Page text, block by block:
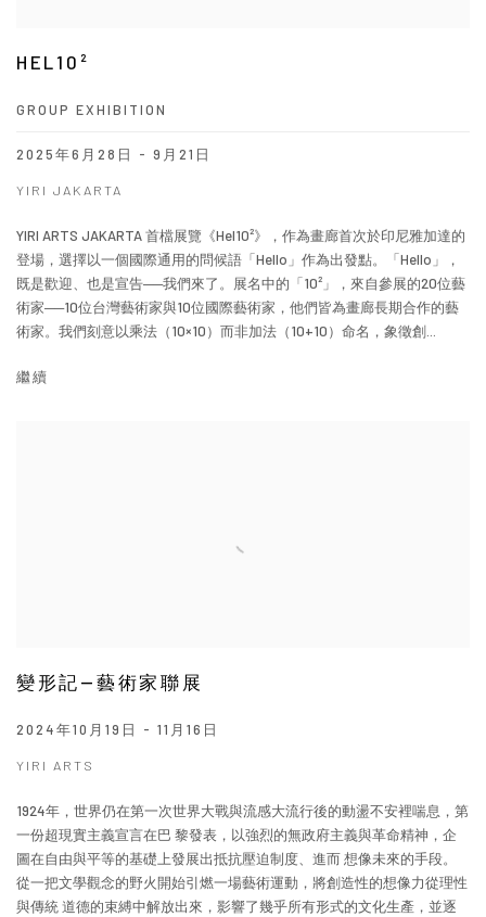
HEL10²
GROUP EXHIBITION
2025年6月28日 - 9月21日
YIRI JAKARTA
YIRI ARTS JAKARTA 首檔展覽《Hel10²》，作為畫廊首次於印尼雅加達的
登場，選擇以一個國際通用的問候語「Hello」作為出發點。「Hello」，
既是歡迎、也是宣告──我們來了。展名中的「10²」，來自參展的20位藝
術家──10位台灣藝術家與10位國際藝術家，他們皆為畫廊長期合作的藝
術家。我們刻意以乘法（10×10）而非加法（10+10）命名，象徵創...
繼續
變形記—藝術家聯展
2024年10月19日 - 11月16日
YIRI ARTS
1924年，世界仍在第一次世界大戰與流感大流行後的動盪不安裡喘息，第
一份超現實主義宣言在巴 黎發表，以強烈的無政府主義與革命精神，企
圖在自由與平等的基礎上發展出抵抗壓迫制度、進而 想像未來的手段。
從一把文學觀念的野火開始引燃一場藝術運動，將創造性的想像力從理性
與傳統 道德的束縛中解放出來，影響了幾乎所有形式的文化生產，並逐